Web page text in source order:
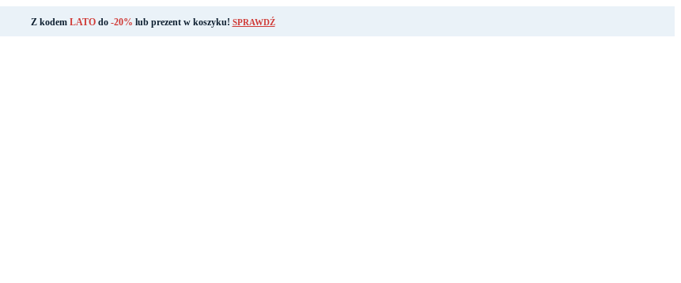
Z kodem LATOdo -20% lub prezent w koszyku! SPRAWDŹ